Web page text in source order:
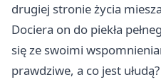
drugiej stronie życia
Dociera on do piekła
się ze swoimi
prawdziwe, a co jest